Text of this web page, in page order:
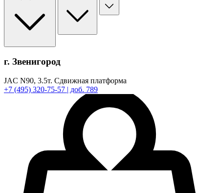
г. Звенигород
JAC N90, 3.5т. Сдвижная платформа
+7 (495) 320-75-57 | доб. 789